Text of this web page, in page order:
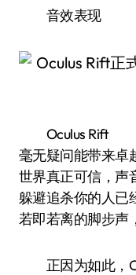
音效表现
Oculus Rift
毫无疑问能带来卓
世界真正可信，声
躲避追杀你的人已
若即若离的脚步声
正因为如此，